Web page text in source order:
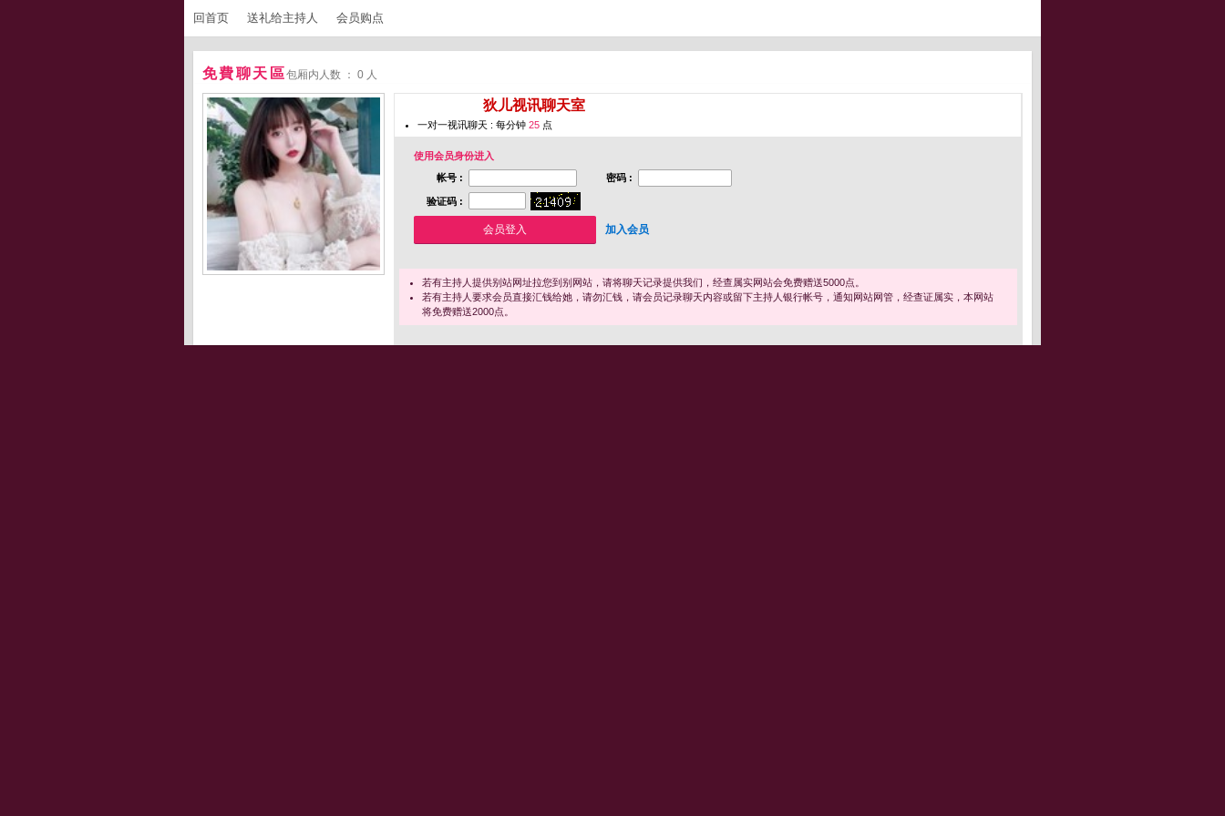
回首页 送礼给主持人 会员购点
免費聊天區包厢内人数 ： 0 人
狄儿视讯聊天室
一对一视讯聊天 : 每分钟 25 点
使用会员身份进入
帐号 :
密码 :
验证码 :
加入会员
若有主持人提供别站网址拉您到别网站，请将聊天记录提供我们，经查属实网站会免费赠送5000点。
若有主持人要求会员直接汇钱给她，请勿汇钱，请会员记录聊天内容或留下主持人银行帐号，通知网站网管，经查证属实，本网站
将免费赠送2000点。